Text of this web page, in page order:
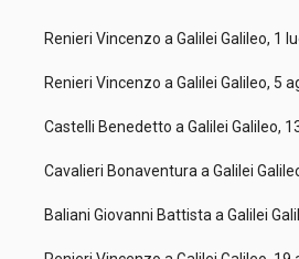
Renieri Vincenzo a Galilei Galileo, 1
Renieri Vincenzo a Galilei Galileo, 5
Castelli Benedetto a Galilei Galileo,
Cavalieri Bonaventura a Galilei
Baliani Giovanni Battista a Galilei